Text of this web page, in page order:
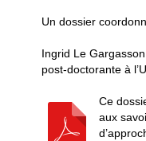
Un dossier
Ingrid Le
post-doctorante à
Ce
aux